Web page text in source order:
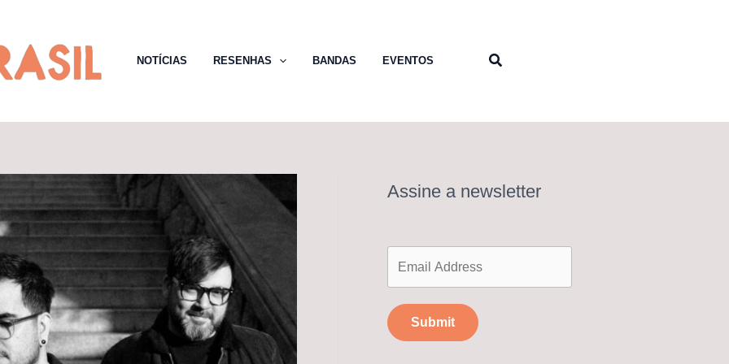
NOTÍCIAS RESENHAS BANDAS EVENTOS Pesquisar
Assine a newsletter
Submit